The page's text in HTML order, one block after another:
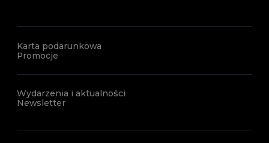
Karta podarunkowa
Promocje
Wydarzenia i aktualności
Newsletter